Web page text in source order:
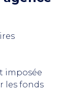
imposée
les fonds